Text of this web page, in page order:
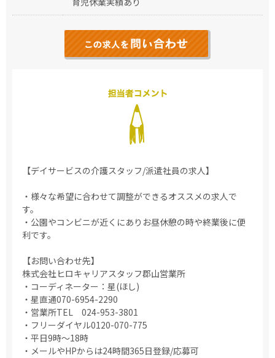
【デイサービスの介護スタッフ/派遣社員の求人】
・様々な希望に合わせて調整ができるオススメの求人で
す。
・公園やコンビニが近くにありお昼休憩の時や終業後に便
利です。
【お問い合わせ先】
株式会社ヒロキャリアスタッフ郡山営業所
・コーディネーター：星(ほし)
・星直通070-6954-2290
・営業所TEL 024-953-3801
・フリーダイヤル0120-070-775
・平日9時～18時
・メールやHPからは24時間365日登録/応募可